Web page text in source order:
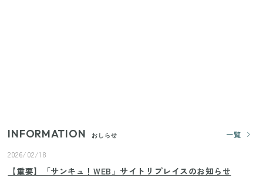
INFORMATION おしらせ
一覧
2026/02/18
【重要】「サンキュ！WEB」サイトリプレイスのお知らせ